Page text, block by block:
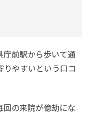
前駅から歩いて通
りやすいという口コ
の来院が億劫にな